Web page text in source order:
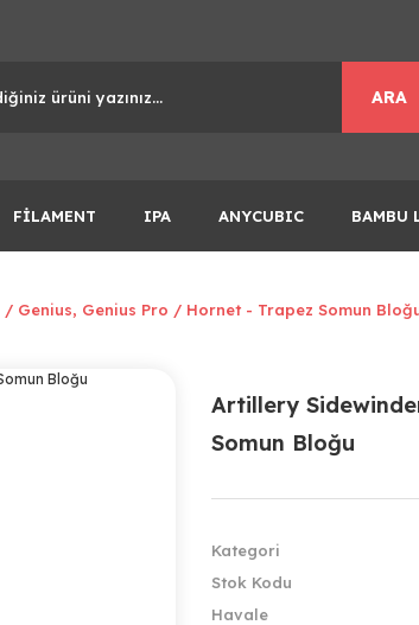
ARA
FİLAMENT IPA ANYCUBIC BAMBU
Genius, Genius Pro / Hornet - Trapez Somun
Artillery
Somun Bloğu
Kategori
Stok Kodu
Havale